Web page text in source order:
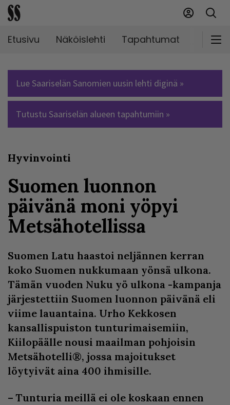
Etusivu Näköislehti Tapahtumat
Lue Saariselän Sanomien uusin lehti diginä »
Tutustu Saariselän alueen tapahtumiin »
Hyvinvointi
Suomen luonnon
päivänä moni yöpyi
Metsähotellissa
Suomen Latu haastoi neljännen kerran
koko Suomen nukkumaan yönsä ulkona.
Tämän vuoden Nuku yö ulkona -kampanja
järjestettiin Suomen luonnon päivänä eli
viime lauantaina. Urho Kekkosen
kansallispuiston tunturimaisemiin,
Kiilopäälle nousi maailman pohjoisin
Metsähotelli®, jossa majoitukset
löytyivät aina 400 ihmisille.
– Tunturia meillä ei ole koskaan ennen